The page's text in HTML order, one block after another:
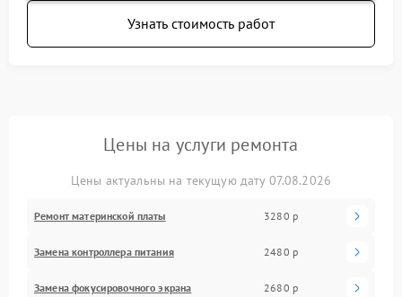
Узнать стоимость работ
Цены на услуги ремонта
Цены актуальны на текущую дату 07.08.2026
Ремонт материнской платы 3280 р
Замена контроллера питания 2480 р
Замена фокусировочного экрана 2680 р